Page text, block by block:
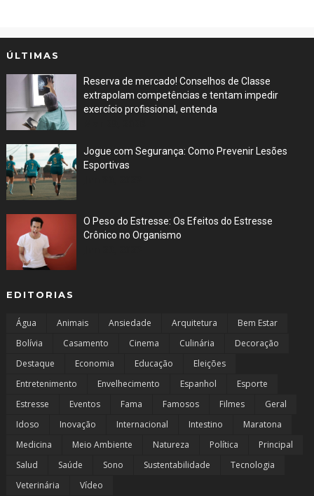
ÚLTIMAS
Reserva de mercado! Conselhos de Classe
extrapolam competências e tentam impedir
exercício profissional, entenda
Jogue com Segurança: Como Prevenir Lesões
Esportivas
O Peso do Estresse: Os Efeitos do Estresse
Crônico no Organismo
EDITORIAS
Água Animais Ansiedade Arquitetura
Bem Estar
Bolívia
Casamento Cinema Culinária
Decoração
Destaque
Economia Educação
Eleições
Entretenimento
Envelhecimento Espanhol
Esporte
Estresse
Eventos Fama Famosos Filmes
Geral
Idoso
Inovação Internacional Intestino
Maratona
Medicina
Meio Ambiente Natureza Política
Principal
Salud
Saúde Sono Sustentabilidade
Tecnologia
Veterinária
Vídeo